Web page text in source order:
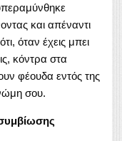
και απέναντι
όταν έχεις μπει
κόντρα στα
φέουδα εντός της
σου.